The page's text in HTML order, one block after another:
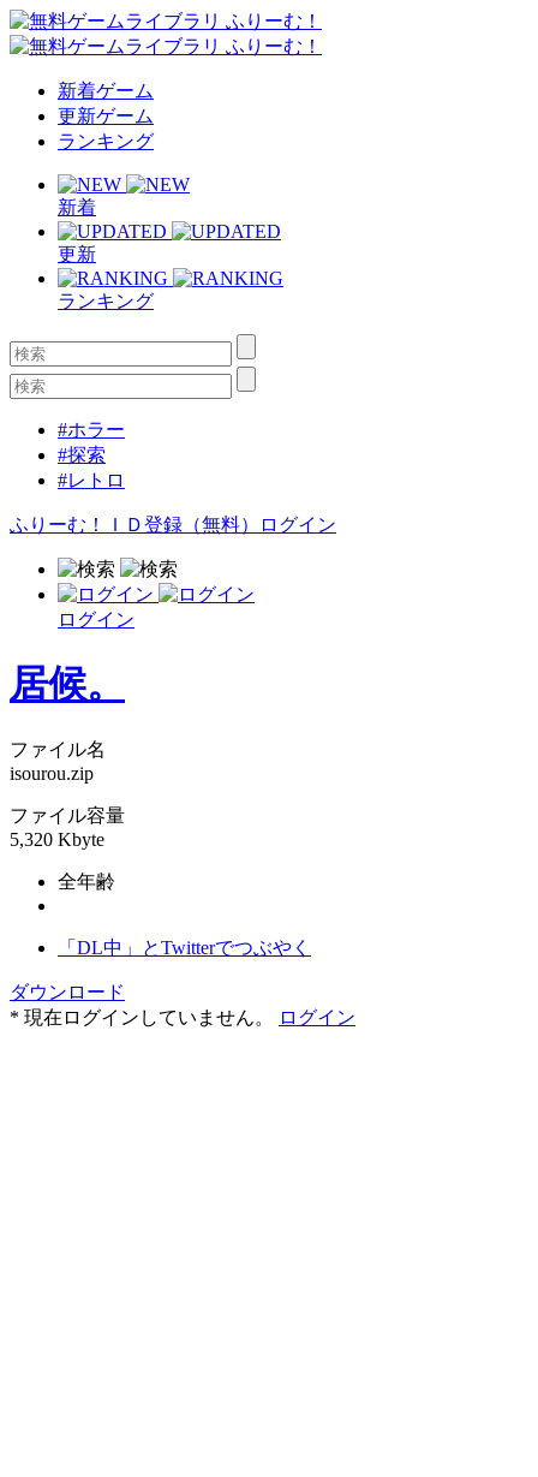
新着ゲーム
更新ゲーム
ランキング
新着
更新
ランキング
#ホラー
#探索
#レトロ
ふりーむ！ＩＤ登録（無料） ログイン
ログイン
居候。
ファイル名
isourou.zip
ファイル容量
5,320 Kbyte
全年齢
「DL中」とTwitterでつぶやく
ダウンロード
* 現在ログインしていません。
ログイン